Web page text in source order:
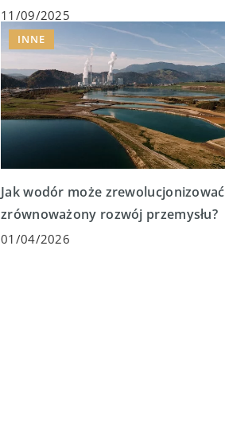
11/09/2025
INNE
Jak wodór może zrewolucjonizować
zrównoważony rozwój przemysłu?
01/04/2026